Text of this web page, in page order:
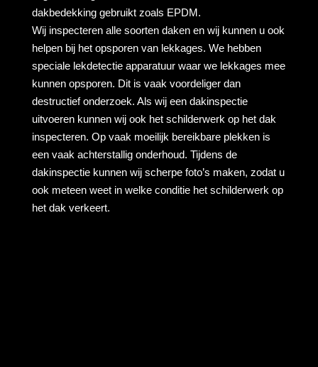
dakbedekking gebruikt zoals EPDM.
Wij inspecteren alle soorten daken en wij kunnen u ook
helpen bij het opsporen van lekkages. We hebben
speciale lekdetectie apparatuur waar we lekkages mee
kunnen opsporen. Dit is vaak voordeliger dan
destructief onderzoek. Als wij een dakinspectie
uitvoeren kunnen wij ook het schilderwerk op het dak
inspecteren. Op vaak moeilijk bereikbare plekken is
een vaak achterstallig onderhoud. Tijdens de
dakinspectie kunnen wij scherpe foto’s maken, zodat u
ook meteen weet in welke conditie het schilderwerk op
het dak verkeert.